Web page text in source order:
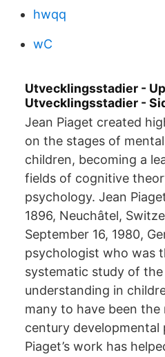
hwqq
wC
Utvecklingsstadier -
Utvecklingsstadier -
Jean Piaget created
on the stages of
children, becoming a
fields of cognitive
psychology. Jean
1896, Neuchâtel,
September 16, 1980,
psychologist who was
systematic study of
understanding in
many to have been
century developmental
Piaget’s work has